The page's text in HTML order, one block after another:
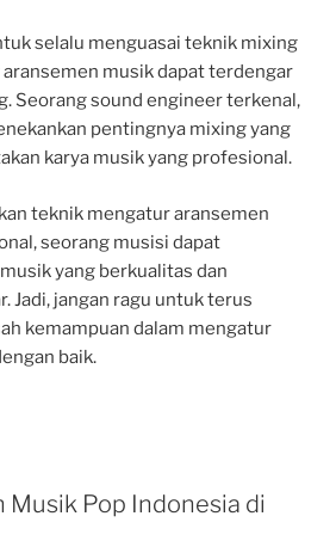
selalu menguasai teknik mixing
musik dapat terdengar
Seorang sound engineer terkenal,
pentingnya mixing yang
karya musik yang profesional.
teknik mengatur aransemen
seorang musisi dapat
yang berkualitas dan
Jadi, jangan ragu untuk terus
kemampuan dalam mengatur
baik.
Musik Pop Indonesia di